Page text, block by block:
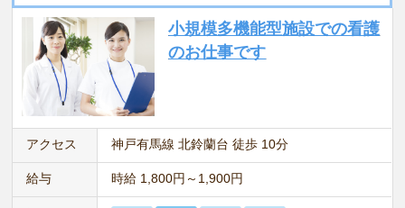
小規模多機能型施設での看護
のお仕事です
アクセス 神戸有馬線 北鈴蘭台 徒歩 10分
給与 時給 1,800円～1,900円